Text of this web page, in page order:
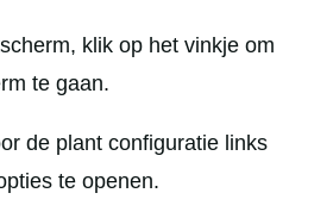
klik op het vinkje om
te gaan.
de plant configuratie links
te openen.